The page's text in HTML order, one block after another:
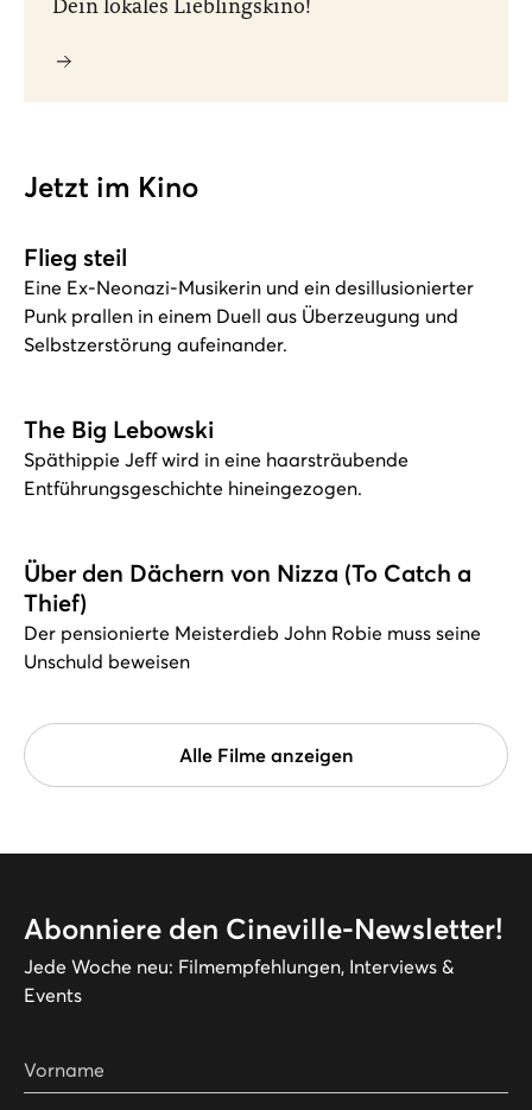
Jetzt im Kino
Flieg steil
Eine Ex-Neonazi-Musikerin und ein desillusionierter
Punk prallen in einem Duell aus Überzeugung und
Selbstzerstörung aufeinander.
The Big Lebowski
Späthippie Jeff wird in eine haarsträubende
Entführungsgeschichte hineingezogen.
Über den Dächern von Nizza (To Catch a
Thief)
Der pensionierte Meisterdieb John Robie muss seine
Unschuld beweisen
Alle Filme anzeigen
Abonniere den Cineville-Newsletter!
Jede Woche neu: Filmempfehlungen, Interviews &
Events
Vorname